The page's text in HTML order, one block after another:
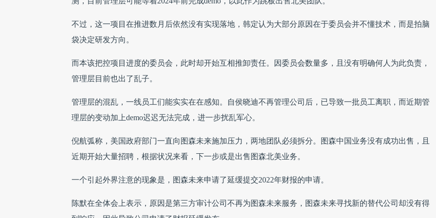
不过，这一项目在推进数月后依然没有实现落地，韩定认为大部分原因在于委员会并不懂技术，而是拍脑
袋决定研发方向。
而本该把控项目进度的委员会，此时却开始互相推卸责任。因委员会数量多，且没有明确何人为此负责，
管理层目前也出了乱子。
管理层的混乱，一线员工们能实实在在感知。自侯晓迪不再管理公司后，已导致一批员工离职，而近期管
理层的变动加上demo迟迟无法完成，进一步扰乱军心。
倪航弧称，美国政府部门一直向图森未来施加压力，两地团队必须拆分。图森中国业务没有成功出售，且
近期开始大量招聘，根据状况来看，下一步或是出售图森北美业务。
一个引起外界注意的现象是，图森未来申请了延缓提交2022年财报的申请。
陈默在全体会上表示，原因是第三方审计公司不再为图森未来服务，图森未来寻找新的替代公司却没有得